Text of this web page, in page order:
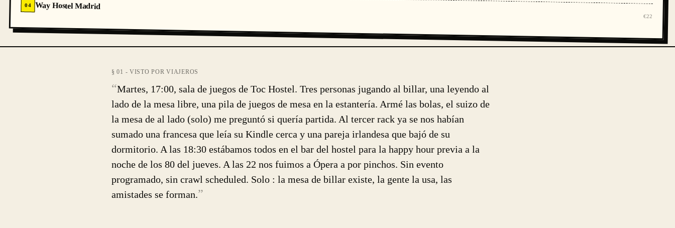
04 Way Hostel Madrid
€22
§ 01 - VISTO POR VIAJEROS
“Martes, 17:00, sala de juegos de Toc Hostel. Tres personas jugando al billar, una leyendo al
lado de la mesa libre, una pila de juegos de mesa en la estantería. Armé las bolas, el suizo de
la mesa de al lado (solo) me preguntó si quería partida. Al tercer rack ya se nos habían
sumado una francesa que leía su Kindle cerca y una pareja irlandesa que bajó de su
dormitorio. A las 18:30 estábamos todos en el bar del hostel para la happy hour previa a la
noche de los 80 del jueves. A las 22 nos fuimos a Ópera a por pinchos. Sin evento
programado, sin crawl scheduled. Solo : la mesa de billar existe, la gente la usa, las
amistades se forman.”